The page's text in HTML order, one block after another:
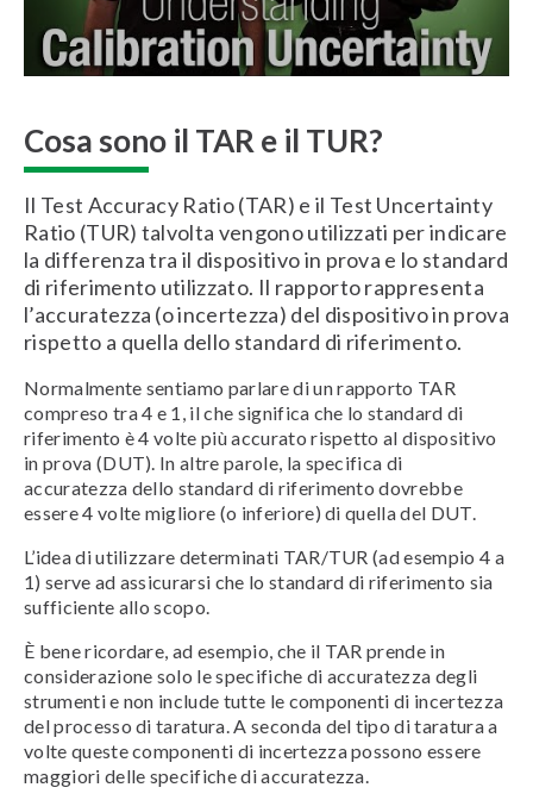
Cosa sono il TAR e il TUR?
Il Test Accuracy Ratio (TAR) e il Test Uncertainty
Ratio (TUR) talvolta vengono utilizzati per indicare
la differenza tra il dispositivo in prova e lo standard
di riferimento utilizzato. Il rapporto rappresenta
l’accuratezza (o incertezza) del dispositivo in prova
rispetto a quella dello standard di riferimento.
Normalmente sentiamo parlare di un rapporto TAR
compreso tra 4 e 1, il che significa che lo standard di
riferimento è 4 volte più accurato rispetto al dispositivo
in prova (DUT). In altre parole, la specifica di
accuratezza dello standard di riferimento dovrebbe
essere 4 volte migliore (o inferiore) di quella del DUT.
L’idea di utilizzare determinati TAR/TUR (ad esempio 4 a
1) serve ad assicurarsi che lo standard di riferimento sia
sufficiente allo scopo.
È bene ricordare, ad esempio, che il TAR prende in
considerazione solo le specifiche di accuratezza degli
strumenti e non include tutte le componenti di incertezza
del processo di taratura. A seconda del tipo di taratura a
volte queste componenti di incertezza possono essere
maggiori delle specifiche di accuratezza.